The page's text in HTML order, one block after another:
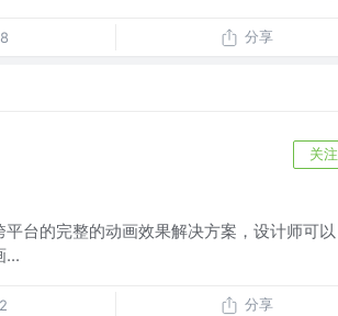
分享
关注
台的完整的动画效果解决方案，设计师可以
...
分享